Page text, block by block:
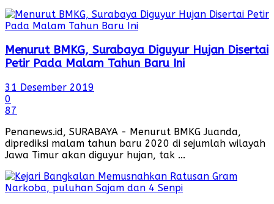
Menurut BMKG, Surabaya Diguyur Hujan Disertai
Petir Pada Malam Tahun Baru Ini
31 Desember 2019
0
87
Penanews.id, SURABAYA - Menurut BMKG Juanda,
diprediksi malam tahun baru 2020 di sejumlah wilayah
Jawa Timur akan diguyur hujan, tak ...